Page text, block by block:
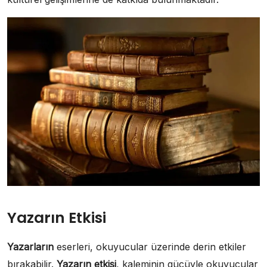
Yazarın Etkisi
Yazarların eserleri, okuyucular üzerinde derin etkiler
bırakabilir. Yazarın etkisi, kaleminin gücüyle okuyucular